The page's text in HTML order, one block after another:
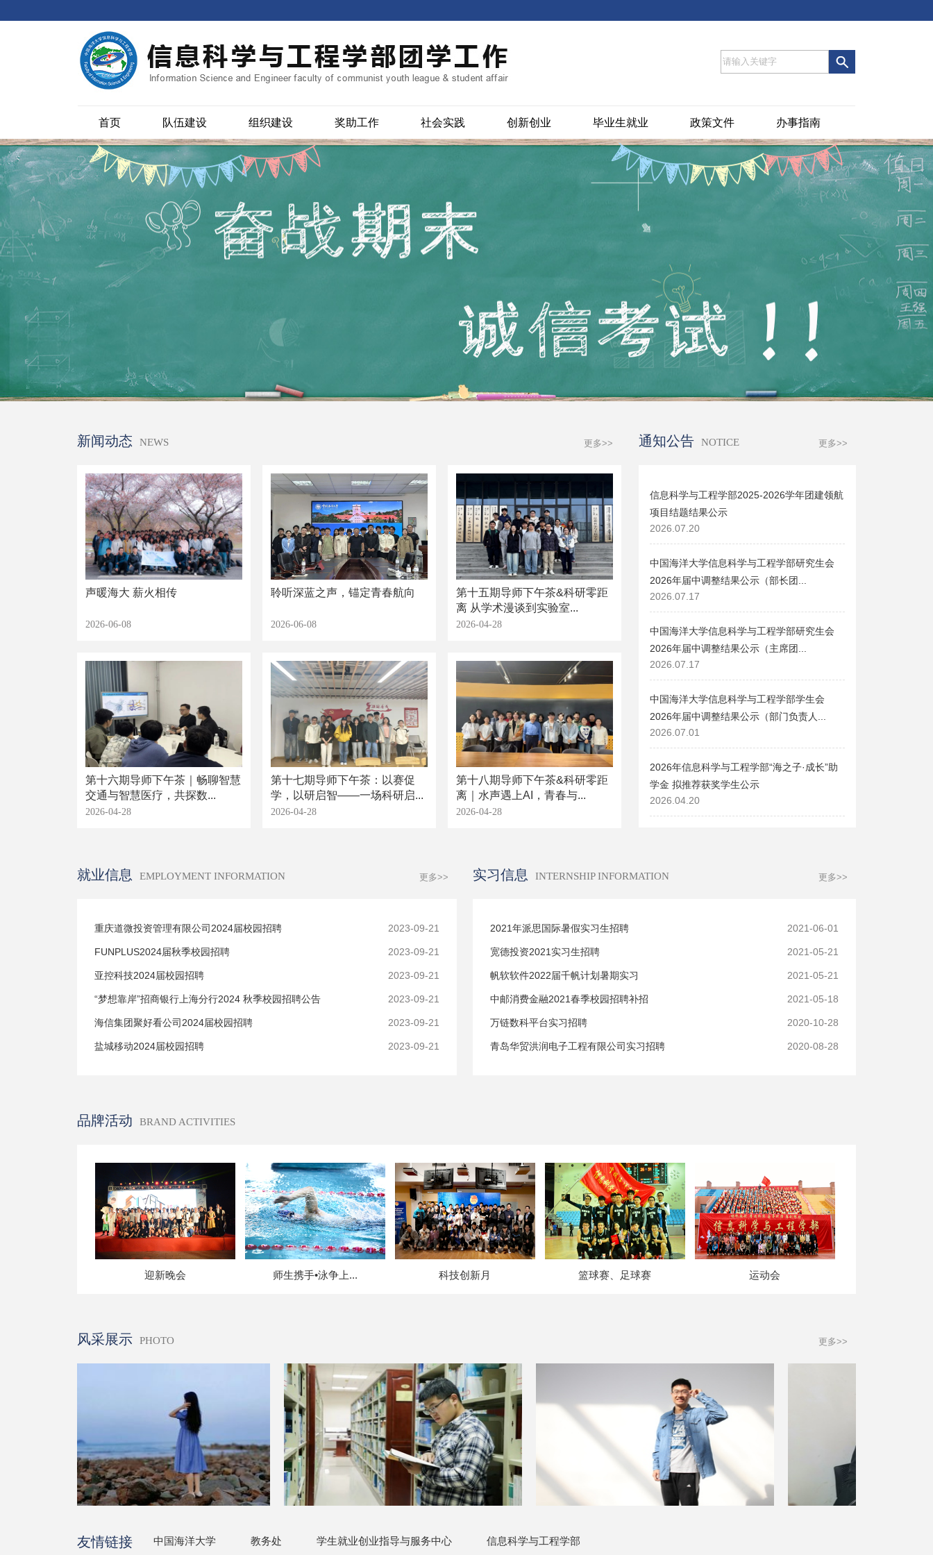
首页 队伍建设 组织建设 奖助工作 社会实践 创新创业 毕业生就业 政策文件 办事指南
新闻动态 NEWS 更多>>
声暖海大 薪火相传
2026-06-08
聆听深蓝之声，锚定青春航向
2026-06-08
第十五期导师下午茶&科研零距
离 从学术漫谈到实验室...
2026-04-28
第十六期导师下午茶｜畅聊智慧
交通与智慧医疗，共探数...
2026-04-28
第十七期导师下午茶：以赛促
学，以研启智——一场科研启...
2026-04-28
第十八期导师下午茶&科研零距
离｜水声遇上AI，青春与...
2026-04-28
通知公告 NOTICE 更多>>
信息科学与工程学部2025-2026学年团建领航
项目结题结果公示
2026.07.20
中国海洋大学信息科学与工程学部研究生会
2026年届中调整结果公示（部长团...
2026.07.17
中国海洋大学信息科学与工程学部研究生会
2026年届中调整结果公示（主席团...
2026.07.17
中国海洋大学信息科学与工程学部学生会
2026年届中调整结果公示（部门负责人...
2026.07.01
2026年信息科学与工程学部“海之子·成长”助
学金 拟推荐获奖学生公示
2026.04.20
就业信息 EMPLOYMENT INFORMATION 更多>>
重庆道微投资管理有限公司2024届校园招聘 2023-09-21
FUNPLUS2024届秋季校园招聘 2023-09-21
亚控科技2024届校园招聘 2023-09-21
“梦想靠岸”招商银行上海分行2024 秋季校园招聘公告 2023-09-21
海信集团聚好看公司2024届校园招聘 2023-09-21
盐城移动2024届校园招聘 2023-09-21
实习信息 INTERNSHIP INFORMATION 更多>>
2021年派思国际暑假实习生招聘 2021-06-01
宽德投资2021实习生招聘 2021-05-21
帆软软件2022届千帆计划暑期实习 2021-05-21
中邮消费金融2021春季校园招聘补招 2021-05-18
万链数科平台实习招聘 2020-10-28
青岛华贸洪润电子工程有限公司实习招聘 2020-08-28
品牌活动 BRAND ACTIVITIES
迎新晚会 师生携手•泳争上... 科技创新月 篮球赛、足球赛 运动会
风采展示 PHOTO 更多>>
友情链接 中国海洋大学 教务处 学生就业创业指导与服务中心 信息科学与工程学部